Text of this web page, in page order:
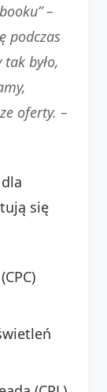
–
podczas
było,
oferty. –
się